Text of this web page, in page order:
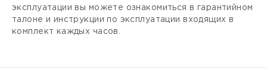
эксплуатации вы можете ознакомиться в гарантийном
талоне и инструкции по эксплуатации входящих в
комплект каждых часов.